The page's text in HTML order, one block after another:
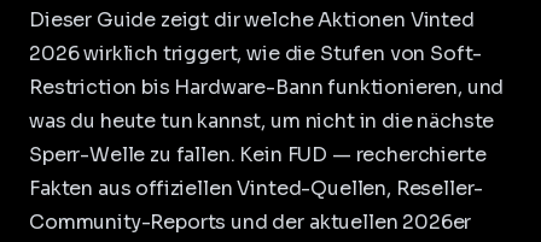
Dieser Guide zeigt dir welche Aktionen Vinted
2026 wirklich triggert, wie die Stufen von Soft-
Restriction bis Hardware-Bann funktionieren, und
was du heute tun kannst, um nicht in die nächste
Sperr-Welle zu fallen. Kein FUD — recherchierte
Fakten aus offiziellen Vinted-Quellen, Reseller-
Community-Reports und der aktuellen 2026er